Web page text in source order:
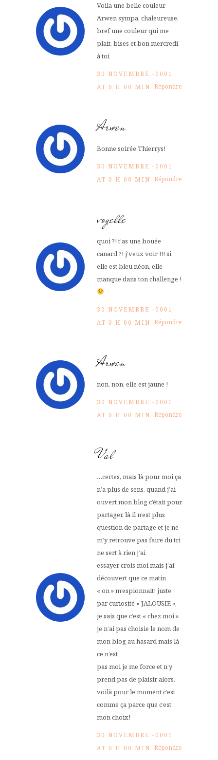
Voila une belle couleur
Arwen sympa, chaleureuse,
bref une couleur qui me
plait, bises et bon mercredi
à toi
30 NOVEMBRE -0001
AT 0 H 00 MIN Répondre
Arwen
Bonne soirée Thierrys!
30 NOVEMBRE -0001
AT 0 H 00 MIN Répondre
voyelle
quoi ?! t’as une bouée
canard ?! j’veux voir !!! si
elle est bleu néon, elle
manque dans ton challenge !
30 NOVEMBRE -0001
AT 0 H 00 MIN Répondre
Arwen
non, non, elle est jaune !
30 NOVEMBRE -0001
AT 0 H 00 MIN Répondre
Val
…certes, mais là pour moi ça
n’a plus de sens, quand j’ai
ouvert mon blog c’était pour
partager, là il n’est plus
question de partage et je ne
m’y retrouve pas faire du tri
ne sert à rien j’ai
essayer crois moi mais j’ai
découvert que ce matin
« on » m’espionnait! juste
par curiosité « JALOUSIE »,
je sais que c’est « chez moi »
je n’ai pas choisie le nom de
mon blog au hasard mais là
ce n’est
pas moi je me force et n’y
prend pas de plaisir alors,
voilà pour le moment c’est
comme ça parce que c’est
mon choix!
30 NOVEMBRE -0001
AT 0 H 00 MIN Répondre